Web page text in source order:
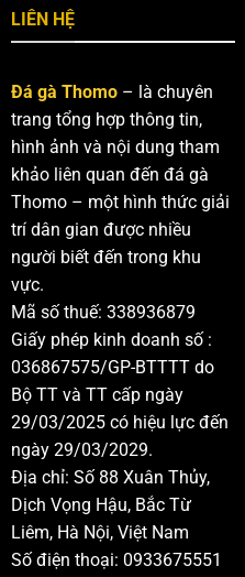
LIÊN HỆ
Đá gà Thomo– là chuyên
trang tổng hợp thông tin,
hình ảnh và nội dung tham
khảo liên quan đến đá gà
Thomo – một hình thức giải
trí dân gian được nhiều
người biết đến trong khu
vực.
Mã số thuế: 338936879
Giấy phép kinh doanh số :
036867575/GP-BTTTT do
Bộ TT và TT cấp ngày
29/03/2025 có hiệu lực đến
ngày 29/03/2029.
Địa chỉ: Số 88 Xuân Thủy,
Dịch Vọng Hậu, Bắc Từ
Liêm, Hà Nội, Việt Nam
Số điện thoại: 0933675551